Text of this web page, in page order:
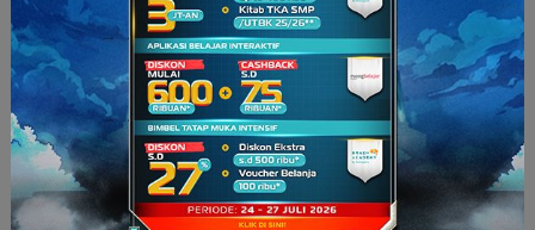
*
sudah sewindu, ku di dekatmu
* Eits, kita bukan
membicarakan penyanyi Tulus itu. Tapi perasaan tulus atau
sincere yang akan terpancar dari kita bila kita memang
mengajar dari hati danpassionate
dalam menjalankan
pekerjaan.Because, If you have good thoughts they will shine
out of your face like sunbeams and you will always look lovely.
Tetap semangat pengajar bangsa! Selain menjadi guru di
sekolah, Bapak dan Ibu Guru juga bisa menjadi guru privat di